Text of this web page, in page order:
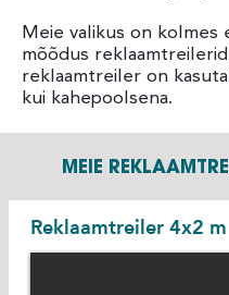
Meie valikus on kolmes
mõõdus
reklaamtreiler on
kui kahepoolsena.
MEIE
Reklaamtreiler 4x2 m